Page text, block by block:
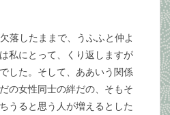
落したままで、うふふと仲よ
私にとって、くり返しますが
した。そして、ああいう関係
の女性同士の絆だの、そもそ
うると思う人が増えるとした